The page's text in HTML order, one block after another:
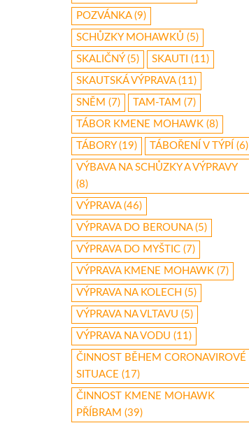
POZVÁNKA(9)
SCHŮZKY MOHAWKŮ (5)
SKALIČNÝ(5) SKAUTI (11)
SKAUTSKÁ VÝPRAVA(11)
SNĚM (7) TAM-TAM (7)
TÁBOR KMENE MOHAWK (8)
TÁBORY(19) TÁBOŘENÍ V TÝPÍ (6)
VÝBAVA NA SCHŮZKY A VÝPRAVY
(8)
VÝPRAVA(46)
VÝPRAVA DO BEROUNA(5)
VÝPRAVA DO MYŠTIC (7)
VÝPRAVA KMENE MOHAWK (7)
VÝPRAVA NA KOLECH (5)
VÝPRAVA NA VLTAVU (5)
VÝPRAVA NA VODU (11)
ČINNOST BĚHEM CORONAVIROVÉ
SITUACE (17)
ČINNOST KMENE MOHAWK
PŘÍBRAM (39)